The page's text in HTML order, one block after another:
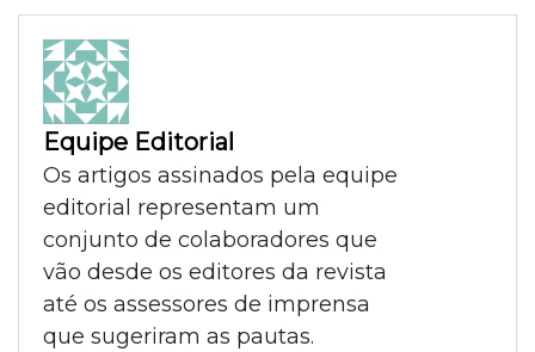
Equipe Editorial
Os artigos assinados pela equipe
editorial representam um
conjunto de colaboradores que
vão desde os editores da revista
até os assessores de imprensa
que sugeriram as pautas.